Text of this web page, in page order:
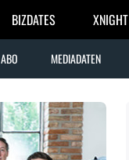
BIZDATES XNIGHT
ABO MEDIADATEN